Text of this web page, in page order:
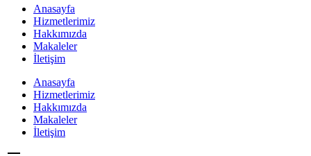
Anasayfa
Hizmetlerimiz
Hakkımızda
Makaleler
İletişim
Anasayfa
Hizmetlerimiz
Hakkımızda
Makaleler
İletişim